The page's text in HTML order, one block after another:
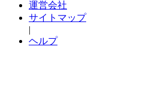
運営会社
サイトマップ
|
ヘルプ